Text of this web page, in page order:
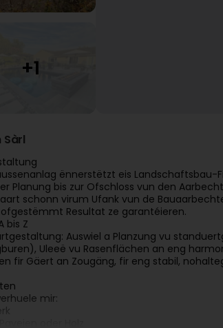
Sàrl
ënnerstëtzt eis
Planung bis zur Ofschloss vun den
schonn virum Ufank vun de
Resultat ze garantéieren.
bis Z
Auswiel a Planzung vu
Uleeë vu Rasenflächen an eng
fir Gäert an Zougäng, fir eng stabil,
mir: